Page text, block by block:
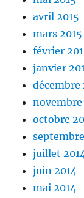
avril 2015
mars 2015
février
janvier
décembre
novembre
octobre
juillet
juin 2014
mai 2014